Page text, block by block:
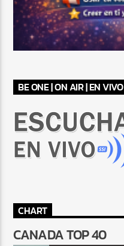
BE ONE | ON AIR | EN VIVO
CHART
CANADA TOP 40